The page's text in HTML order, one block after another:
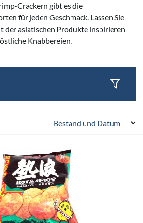
Crackern gibt es die
für jeden Geschmack. Lassen Sie
der asiatischen Produkte inspirieren
Knabbereien.
Bestand und Datum